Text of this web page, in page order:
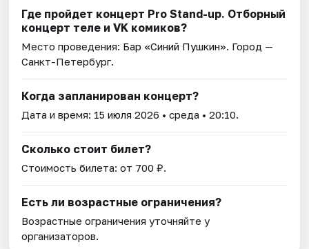
Где пройдет концерт Pro Stand-up. Отборный
концерт теле и VK комиков?
Место проведения: Бар «Синий Пушкин». Город —
Санкт-Петербург.
Когда запланирован концерт?
Дата и время: 15 июля 2026 • среда • 20:10.
Сколько стоит билет?
Стоимость билета: от 700 ₽.
Есть ли возрастные ограничения?
Возрастные ограничения уточняйте у
организаторов.